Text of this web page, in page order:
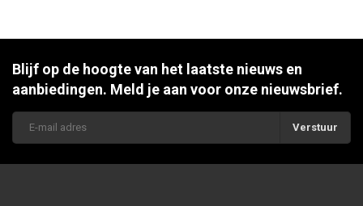
Blijf op de hoogte van het laatste nieuws en
aanbiedingen. Meld je aan voor onze nieuwsbrief.
Verstuur